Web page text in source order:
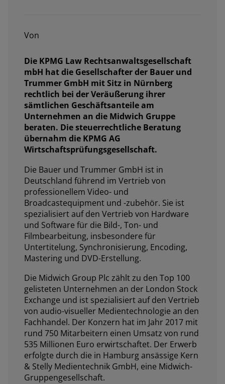
Von
Die KPMG Law Rechtsanwaltsgesellschaft
mbH hat die Gesellschafter der Bauer und
Trummer GmbH mit Sitz in Nürnberg
rechtlich bei der Veräußerung ihrer
sämtlichen Geschäftsanteile am
Unternehmen an die Midwich Gruppe
beraten. Die steuerrechtliche Beratung
übernahm die KPMG AG
Wirtschaftsprüfungsgesellschaft.
Die Bauer und Trummer GmbH ist in
Deutschland führend im Vertrieb von
professionellem Video- und
Broadcastequipment und -zubehör. Sie ist
spezialisiert auf den Vertrieb von Hardware
und Software für die Bild-, Ton- und
Filmbearbeitung, insbesondere für
Untertitelung, Synchronisierung, Encoding,
Mastering und DVD-Erstellung.
Die Midwich Group Plc zählt zu den Top 100
gelisteten Unternehmen an der London Stock
Exchange und ist spezialisiert auf den Vertrieb
von audio-visueller Medientechnologie an den
Fachhandel. Der Konzern hat im Jahr 2017 mit
rund 750 Mitarbeitern einen Umsatz von rund
535 Millionen Euro erwirtschaftet. Der Erwerb
erfolgte durch die in Hamburg ansässige Kern
& Stelly Medientechnik GmbH, eine Midwich-
Gruppengesellschaft.